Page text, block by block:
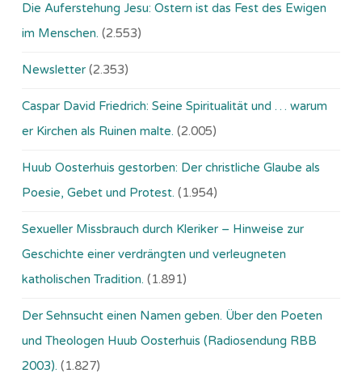
Die Auferstehung Jesu: Ostern ist das Fest des Ewigen
im Menschen. (2.553)
Newsletter (2.353)
Caspar David Friedrich: Seine Spiritualität und … warum
er Kirchen als Ruinen malte. (2.005)
Huub Oosterhuis gestorben: Der christliche Glaube als
Poesie, Gebet und Protest. (1.954)
Sexueller Missbrauch durch Kleriker – Hinweise zur
Geschichte einer verdrängten und verleugneten
katholischen Tradition. (1.891)
Der Sehnsucht einen Namen geben. Über den Poeten
und Theologen Huub Oosterhuis (Ra­dio­sen­dung RBB
2003). (1.827)